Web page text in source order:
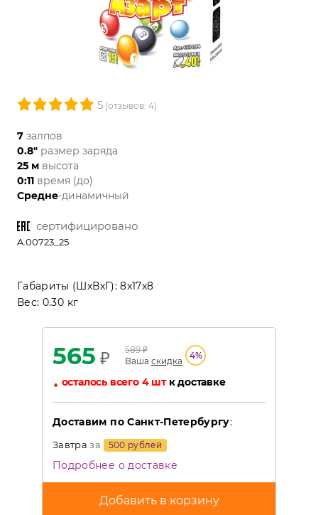
5 (отзывов: 4)
7 залпов
0.8" размер заряда
25 м высота
0:11 время (до)
Средне-динамичный
сертифицировано
A.00723_25
Габариты (ШхВхГ):8x17x8
Вес: 0.30 кг
565 ₽ 589₽
Ваша скидка
4%
• осталось всего 4 штк доставке
Доставим по Санкт-Петербургу:
Завтраза 500 рублей
Подробнее о доставке